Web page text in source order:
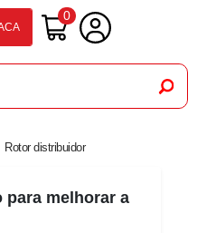
0
Rotor distribuidor
para melhorar a